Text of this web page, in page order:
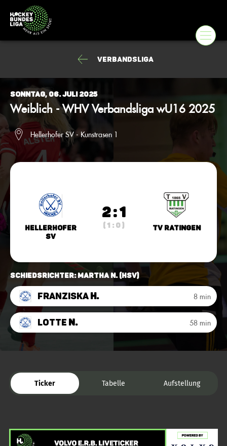
Verbandsliga
Sonntag, 06. Juli 2025
Weiblich - WHV Verbandsliga wU16 2025
Hellerhofer SV - Kunstrasen 1
Hellerhofer
SV
2 : 1
( 1 : 0 ) TV Ratingen
Schiedsrichter: Martha N. (HSV)
FranziskaH. 8 min
Lotte N. 58 min
Ticker Tabelle Aufstellung